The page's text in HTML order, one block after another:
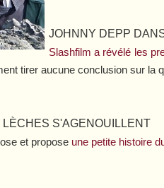
JOHNNY DEPP
Slashfilm a révélé les
tirer aucune conclusion sur la
LÈCHES S'AGENOUILLENT
ose et propose une petite histoire